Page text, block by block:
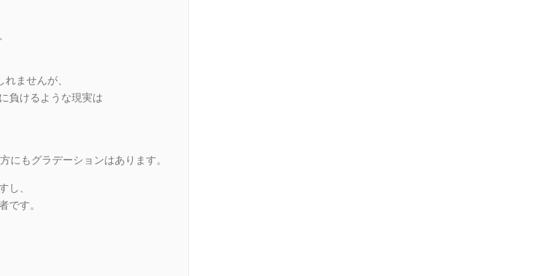
ませんが、
負けるような現実は
にもグラデーションはあります。
し、
です。